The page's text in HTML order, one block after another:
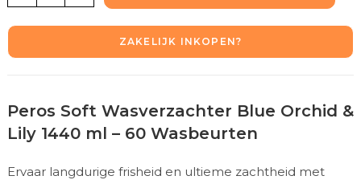
ZAKELIJK INKOPEN?
Peros Soft Wasverzachter Blue Orchid &
Lily 1440 ml – 60 Wasbeurten
Ervaar langdurige frisheid en ultieme zachtheid met